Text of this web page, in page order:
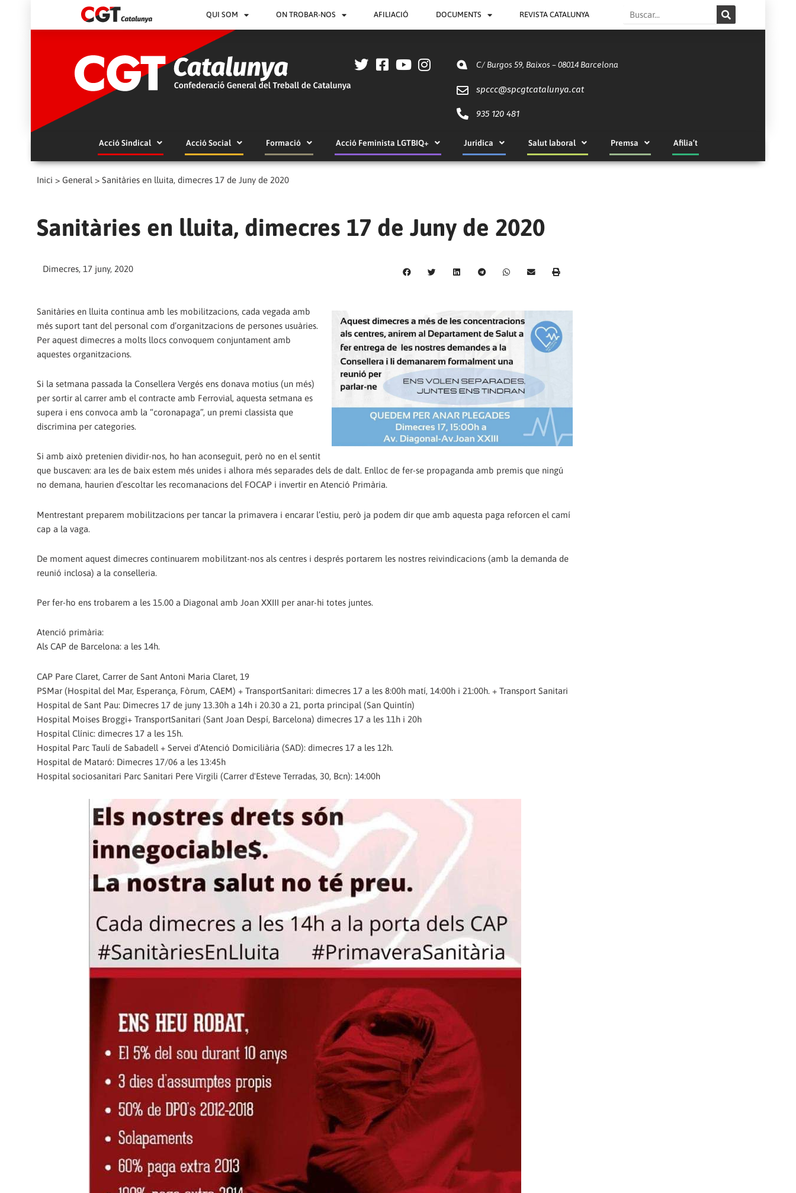
QUI SOM ON TROBAR-NOS AFILIACIÓ DOCUMENTS REVISTA CATALUNYA Search
C/ Burgos 59, Baixos – 08014 Barcelona
spccc@spcgtcatalunya.cat
935 120 481
Acció Sindical Acció Social Formació Acció Feminista LGTBIQ+ Jurídica Salut laboral Premsa Afilia’t
Inici > General > Sanitàries en lluita, dimecres 17 de Juny de 2020
Sanitàries en lluita, dimecres 17 de Juny de 2020
Dimecres, 17 juny, 2020
Sanitàries en lluita continua amb les mobilitzacions, cada vegada amb
més suport tant del personal com d’organitzacions de persones usuàries.
Per aquest dimecres a molts llocs convoquem conjuntament amb
aquestes organitzacions.
Si la setmana passada la Consellera Vergés ens donava motius (un més)
per sortir al carrer amb el contracte amb Ferrovial, aquesta setmana es
supera i ens convoca amb la “coronapaga”, un premi classista que
discrimina per categories.
Si amb això pretenien dividir-nos, ho han aconseguit, però no en el sentit
que buscaven: ara les de baix estem més unides i alhora més separades dels de dalt. Enlloc de fer-se propaganda amb premis que ningú
no demana, haurien d’escoltar les recomanacions del FOCAP i invertir en Atenció Primària.
Mentrestant preparem mobilitzacions per tancar la primavera i encarar l’estiu, però ja podem dir que amb aquesta paga reforcen el camí
cap a la vaga.
De moment aquest dimecres continuarem mobilitzant-nos als centres i després portarem les nostres reivindicacions (amb la demanda de
reunió inclosa) a la conselleria.
Per fer-ho ens trobarem a les 15.00 a Diagonal amb Joan XXIII per anar-hi totes juntes.
Atenció primària:
Als CAP de Barcelona: a les 14h.
CAP Pare Claret, Carrer de Sant Antoni Maria Claret, 19
PSMar (Hospital del Mar, Esperança, Fòrum, CAEM) + TransportSanitari: dimecres 17 a les 8:00h matí, 14:00h i 21:00h. + Transport Sanitari
Hospital de Sant Pau: Dimecres 17 de juny 13.30h a 14h i 20.30 a 21, porta principal (San Quintín)
Hospital Moises Broggi+ TransportSanitari (Sant Joan Despí, Barcelona) dimecres 17 a les 11h i 20h
Hospital Clínic: dimecres 17 a les 15h.
Hospital Parc Taulí de Sabadell + Servei d’Atenció Domiciliària (SAD): dimecres 17 a les 12h.
Hospital de Mataró: Dimecres 17/06 a les 13:45h
Hospital sociosanitari Parc Sanitari Pere Virgili (Carrer d'Esteve Terradas, 30, Bcn): 14:00h